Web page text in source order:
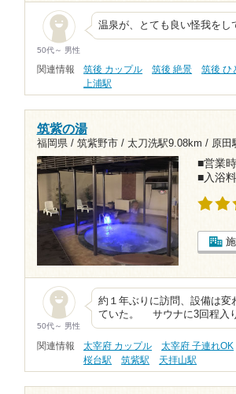
50代～ 男性
温泉が、とても良い怪我をし
関連情報 筑後 カップル 筑後 絶景 筑後 ひ
上浦駅
筑紫の湯
福岡県 / 筑紫野市 / 太刀洗駅9.08km / 原田
■営業
■入浴
50代～ 男性
約１年ぶりに訪問、設備は変
ていた。 サウナに3回程入
関連情報 太宰府 カップル 太宰府 子連れOK
桜台駅
筑紫駅 天拝山駅